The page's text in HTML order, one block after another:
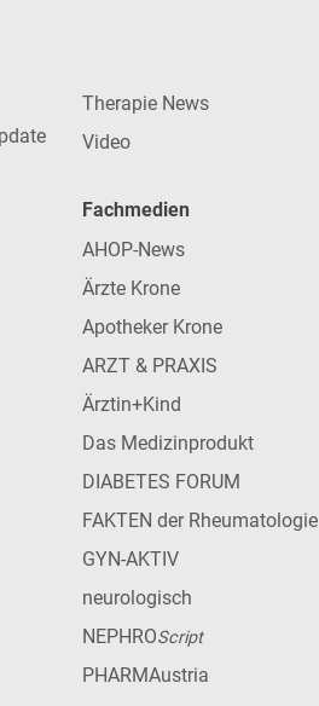
Therapie News
Video
Fachmedien
AHOP-News
Ärzte Krone
Apotheker Krone
ARZT & PRAXIS
Ärztin+Kind
Das Medizinprodukt
DIABETES FORUM
FAKTEN der Rheumatologie
GYN-AKTIV
neurologisch
NEPHROScript
PHARMAustria